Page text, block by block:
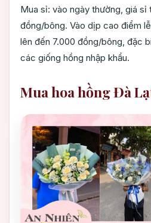
Mua sỉ: vào ngày thường, giá sỉ
đồng/bông. Vào dịp cao điểm
lên đến 7.000 đồng/bông, đặc
các giống hồng nhập khẩu.
Mua hoa hồng Đà